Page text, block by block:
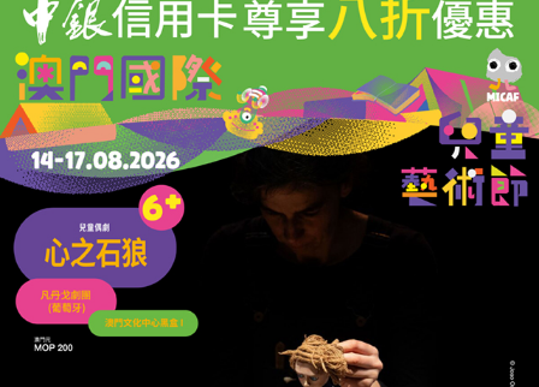
退潮方見產業根基
21/07/2026